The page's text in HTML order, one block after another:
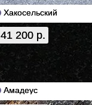
Хакосельский
41 200 р.
Амадеус